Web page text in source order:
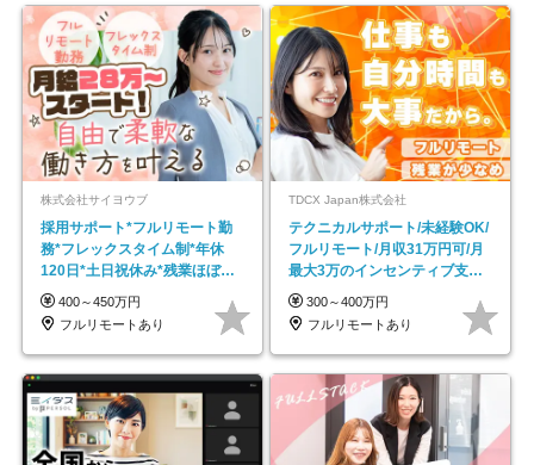
株式会社サイヨウブ
採用サポート*フルリモート勤
務*フレックスタイム制*年休
120日*土日祝休み*残業ほぼな
し*育児中社員8割以上
400～450万円
フルリモートあり
TDCX Japan株式会社
テクニカルサポート/未経験OK/
フルリモート/月収31万円可/月
最大3万のインセンティブ支給/
平均年齢33歳
300～400万円
フルリモートあり